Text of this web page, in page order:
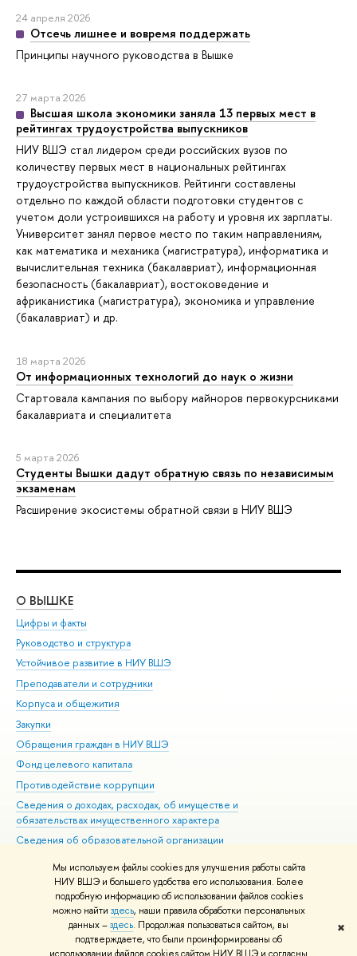
Мы используем файлы cookies для улучшения работы сайта
НИУ ВШЭ и большего удобства его использования. Более
подробную информацию об использовании файлов cookies
можно найти здесь, наши правила обработки персональных
данных –здесь. Продолжая пользоваться сайтом, вы
подтверждаете, что были проинформированы об
✖
24 апреля 2026
Отсечь лишнее и вовремя поддержать
Принципы научного руководства в Вышке
27 марта 2026
Высшая школа экономики заняла 13 первых мест в
рейтингах трудоустройства выпускников
НИУ ВШЭ стал лидером среди российских вузов по
количеству первых мест в национальных рейтингах
трудоустройства выпускников. Рейтинги составлены
отдельно по каждой области подготовки студентов с
учетом доли устроившихся на работу и уровня их зарплаты.
Университет занял первое место по таким направлениям,
как математика и механика (магистратура), информатика и
вычислительная техника (бакалавриат), информационная
безопасность (бакалавриат), востоковедение и
африканистика (магистратура), экономика и управление
(бакалавриат) и др.
18 марта 2026
От информационных технологий до наук о жизни
Стартовала кампания по выбору майноров первокурсниками
бакалавриата и специалитета
5 марта 2026
Студенты Вышки дадут обратную связь по независимым
экзаменам
Расширение экосистемы обратной связи в НИУ ВШЭ
О ВЫШКЕ
Цифры и факты
Руководство и структура
Устойчивое развитие в НИУ ВШЭ
Преподаватели и сотрудники
Корпуса и общежития
Закупки
Обращения граждан в НИУ ВШЭ
Фонд целевого капитала
Противодействие коррупции
Сведения о доходах, расходах, об имуществе и
обязательствах имущественного характера
Сведения об образовательной организации
Людям с ограниченными возможностями здоровья
Единая платежная страница
Работа в Вышке